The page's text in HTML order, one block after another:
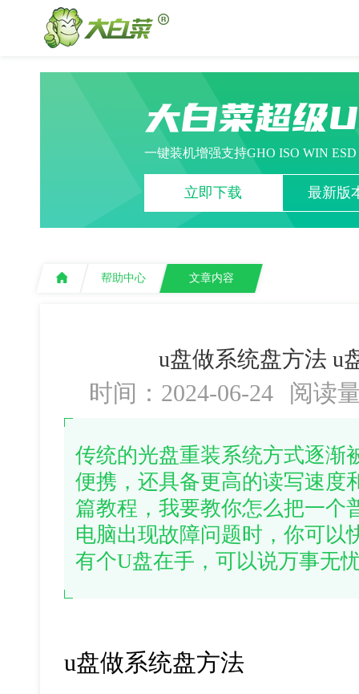
大白菜超级
一键装机增强支持GHO ISO WIN
立即下载 最新版
帮助中心 文章内容
u盘做系统盘方法 u
时间：2024-06-24 阅读
传统的光盘重装系统方式逐渐
便携，还具备更高的读写速度
篇教程，我要教你怎么把一个
电脑出现故障问题时，你可以
有个U盘在手，可以说万事无
u盘做系统盘方法